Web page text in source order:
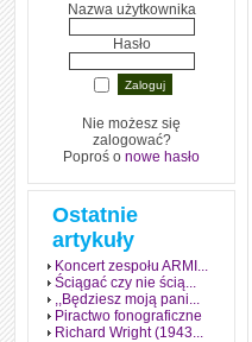
Nazwa użytkownika
Hasło
Nie możesz się
zalogować?
Poproś o nowe hasło
Ostatnie
artykuły
Koncert zespołu ARMI...
Ściągać czy nie ścią...
,,Będziesz moją pani...
Piractwo fonograficzne
Richard Wright (1943...